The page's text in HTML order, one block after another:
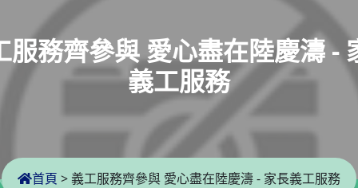
服務齊參與 愛心盡在陸慶濤 -
義工服務
首頁 > 義工服務齊參與 愛心盡在陸慶濤 - 家長義工服務